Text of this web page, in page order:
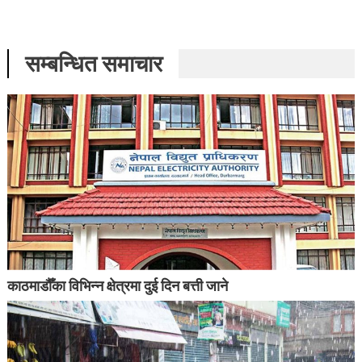
सम्बन्धित समाचार
काठमाडौँका विभिन्न क्षेत्रमा दुई दिन बत्ती जाने